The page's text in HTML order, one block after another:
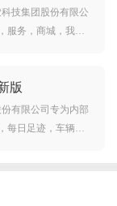
技集团股份有限公
服务，商城，我的
版
有限公司专为内部
每日足迹，车辆计